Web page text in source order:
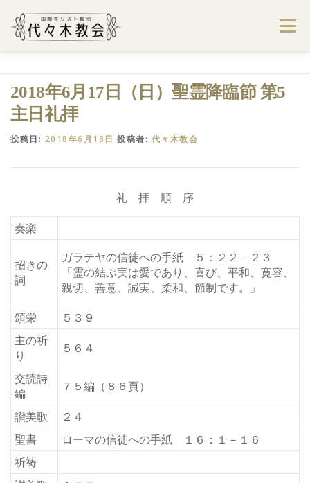
メニュー
2018年6月17日（日）聖霊降臨節 第5
主日礼拝
投稿日: 2018年6月18日 投稿者: 代々木教会
礼 拝 順 序
奏楽
招きの
詞
ガラテヤの信徒への手紙 ５：２２－２３
「霊の結ぶ実は愛であり、喜び、平和、寛容、
親切、善意、誠実、柔和、節制です。」
頌栄
５３９
主の祈
り
５６４
交読詩
編
７５編（８６頁）
讃美歌
２４
聖書
ローマの信徒への手紙 １６：１－１６
祈祷